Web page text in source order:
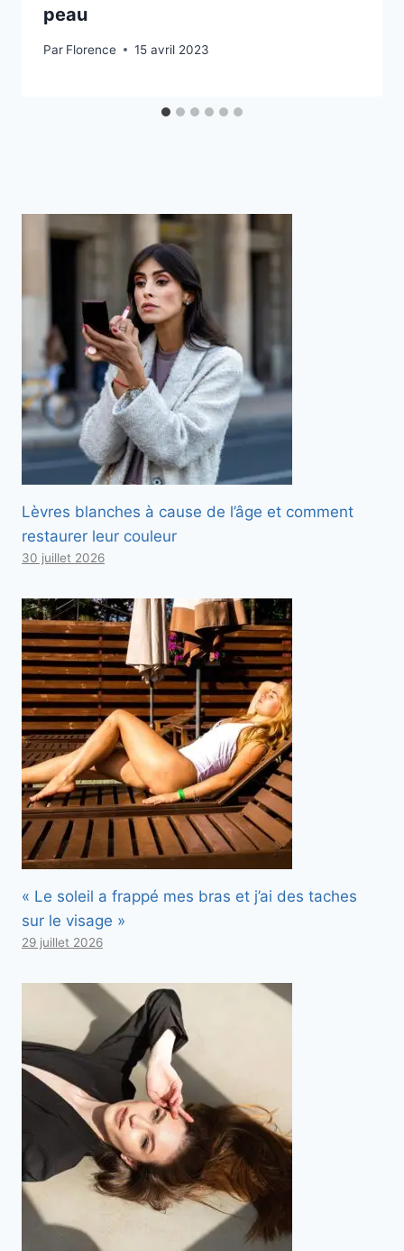
peau
Par Florence 15 avril 2023
Lèvres blanches à cause de l’âge et comment
restaurer leur couleur
30 juillet 2026
« Le soleil a frappé mes bras et j’ai des taches
sur le visage »
29 juillet 2026